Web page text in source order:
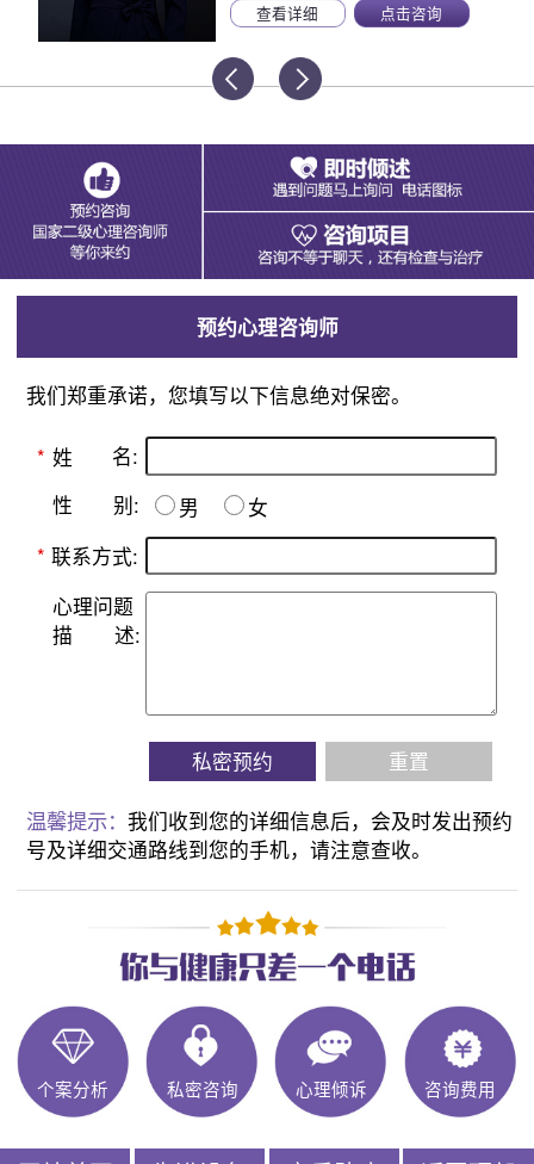
查看详细 点击咨询
预约心理咨询师
我们郑重承诺，您填写以下信息绝对保密。
* 姓 名:
性 别: 男
女
* 联系方式:
心理问题
描
述:
私密预约 重置
温馨提示：我们收到您的详细信息后，会及时发出预约
号及详细交通路线到您的手机，请注意查收。
个案分析 私密咨询 心理倾诉 咨询费用